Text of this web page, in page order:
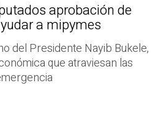
aprobación de
a mipymes
del Presidente Nayib Bukele,
que atraviesan las